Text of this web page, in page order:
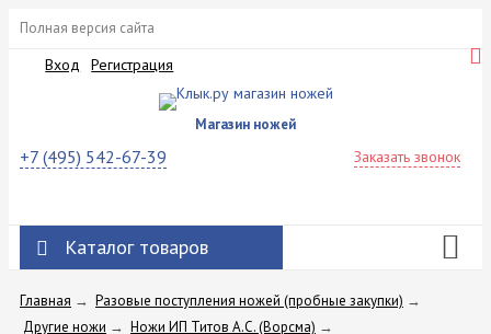
Полная версия сайта
Вход Регистрация
Магазин ножей
+7 (495) 542-67-39 Заказать звонок
Каталог товаров
Главная → Разовые поступления ножей (пробные закупки) →
Другие ножи → Ножи ИП Титов A.C. (Ворсма) →